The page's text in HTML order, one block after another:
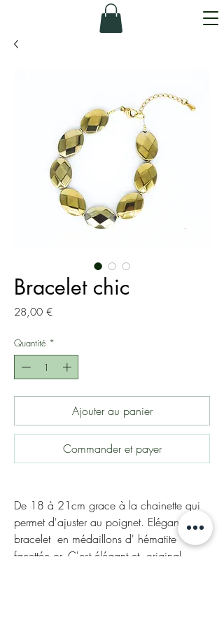
Bracelet chic
28,00 €Prix
Quantité *
Ajouter au panier
Commander et payer
De 18 à 21cm grace à la chainette qui
permet d'ajuster au poignet. Elégant
bracelet en médaillons d' hématite
facettée or. C'est élégant et original.